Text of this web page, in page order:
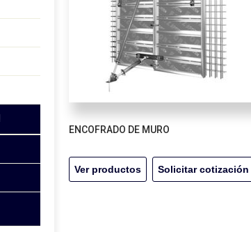
ENCOFRADO DE MURO
Ver productos Solicitar cotización